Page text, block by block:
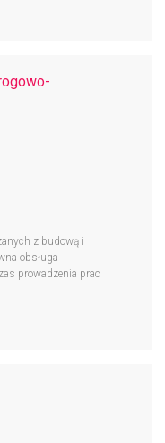
z budową i
obsługa
prowadzenia prac